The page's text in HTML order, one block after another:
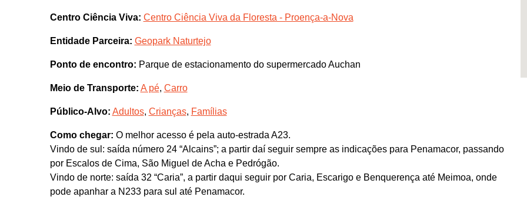
Centro Ciência Viva: Centro Ciência Viva da Floresta - Proença-a-Nova
Entidade Parceira: Geopark Naturtejo
Ponto de encontro: Parque de estacionamento do supermercado Auchan
Meio de Transporte: A pé, Carro
Público-Alvo: Adultos, Crianças, Famílias
Como chegar: O melhor acesso é pela auto-estrada A23.
Vindo de sul: saída número 24 “Alcains”; a partir daí seguir sempre as indicações para Penamacor, passando
por Escalos de Cima, São Miguel de Acha e Pedrógão.
Vindo de norte: saída 32 “Caria”, a partir daqui seguir por Caria, Escarigo e Benquerença até Meimoa, onde
pode apanhar a N233 para sul até Penamacor.